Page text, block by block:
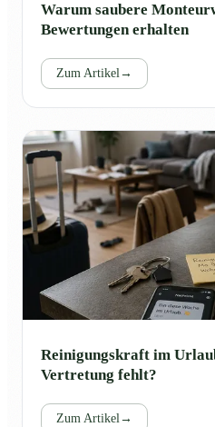
Warum saubere
Bewertungen erhalten
Zum Artikel→
Reinigungskraft im
Vertretung fehlt?
Zum Artikel→